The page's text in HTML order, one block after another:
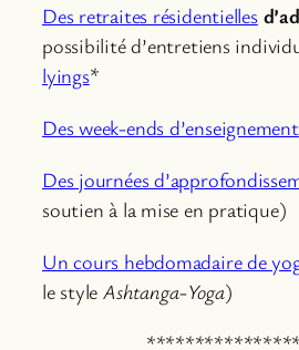
Des retraites résidentielles
possibilité d’entretiens
lyings*
Des week-ends d’enseignement
Des journées
soutien à la mise en pratique)
Un cours hebdomadaire de
le styleAshtanga-Yoga)